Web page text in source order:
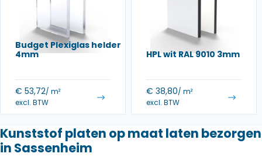
Budget Plexiglas helder
4mm
€ 53,72/ m²
excl. BTW
HPL wit RAL 9010 3mm
€ 38,80/ m²
excl. BTW
Kunststof platen op maat laten bezorgen
in Sassenheim